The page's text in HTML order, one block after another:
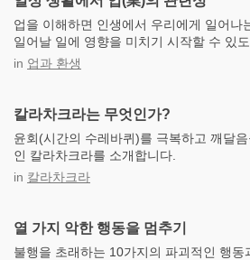
업을 이해하면 인생에서 우리에게 일어나
일어날 일에 영향을 미치기 시작할 수 있
in 업과 환생
칼라차크라는 무엇인가?
윤회(시간의 수레바퀴)를 극복하고 깨달
인 칼라차크라를 소개합니다.
in 칼라차크라
열 가지 악한 행동을 멈추기
불행을 초래하는 10가지의 파괴적인 행동